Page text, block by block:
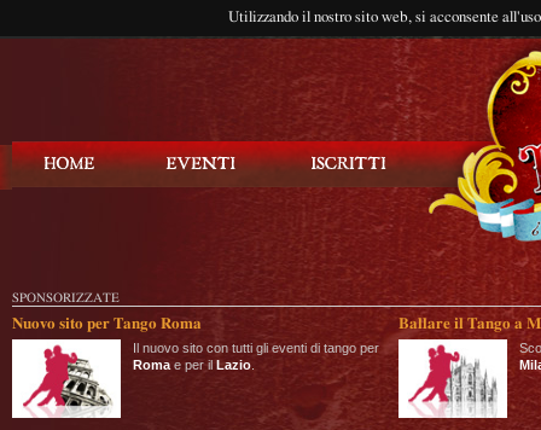
Utilizzando il nostro sito web, si acconsente
SPONSORIZZATE
Nuovo sito per Tango Roma
Il nuovo sito con tutti gli eventi di tango per
Roma e per il Lazio
Ballare il Tango a